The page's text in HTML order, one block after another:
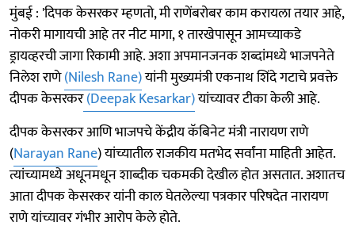
मुंबई : 'दिपक केसरकर म्हणतो, मी राणेंबरोबर काम करायला तयार आहे,
नोकरी मागायची आहे तर नीट मागा, १ तारखेपासून आमच्याकडे
ड्रायव्हरची जागा रिकामी आहे. अशा अपमानजनक शब्दांमध्ये भाजपनेते
निलेश राणे(Nilesh Rane)यांनी मुख्यमंत्री एकनाथ शिंदे गटाचे प्रवक्ते
दीपक केसरकर(Deepak Kesarkar)यांच्यावर टीका केली आहे.
दीपक केसरकर आणि भाजपचे केंद्रीय कॅबिनेट मंत्री नारायण राणे
(Narayan Rane) यांच्यातील राजकीय मतभेद सर्वांना माहिती आहेत.
त्यांच्यामध्ये अधूनमधून शाब्दीक चकमकी देखील होत असतात. अशातच
आता दीपक केसरकर यांनी काल घेतलेल्या पत्रकार परिषदेत नारायण
राणे यांच्यावर गंभीर आरोप केले होते.